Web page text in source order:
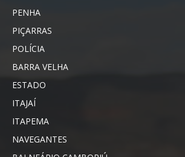
PENHA
PIÇARRAS
POLÍCIA
BARRA VELHA
ESTADO
ITAJAÍ
ITAPEMA
NAVEGANTES